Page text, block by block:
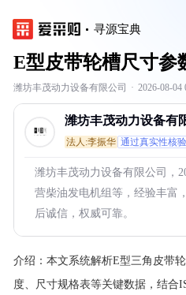
寻源宝典
E型皮带轮槽尺寸参
潍坊丰茂动力设备有限公司 · 2026-08-04
潍坊丰茂动力设备有
法人:李振华 通过真实性核验
潍坊丰茂动力设备有限公司，
营柴油发电机组等，经验丰富
后诚信，权威可靠。
介绍： 本文系统解析E型三角皮带
度、尺寸规格表等关键数据，结合